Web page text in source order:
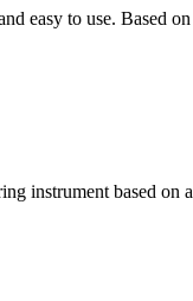
easy to use. Based
instrument based